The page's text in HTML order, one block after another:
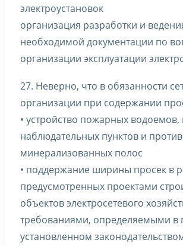
электроустановок
организация разработки и
необходимой документации по
организации эксплуатации
27. Неверно, что в обязанности
организации при содержании
• устройство пожарных
наблюдательных пунктов и
минерализованных полос
• поддержание ширины просек в
предусмотренных проектами
объектов электросетевого
требованиями, определяемыми в
установленном